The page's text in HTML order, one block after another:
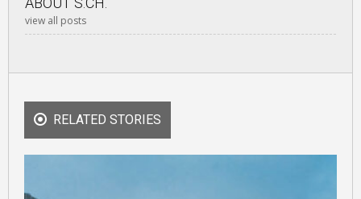
view all posts
RELATED STORIES